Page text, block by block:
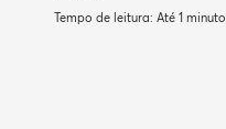
Tempo de leitura: Até 1 minuto